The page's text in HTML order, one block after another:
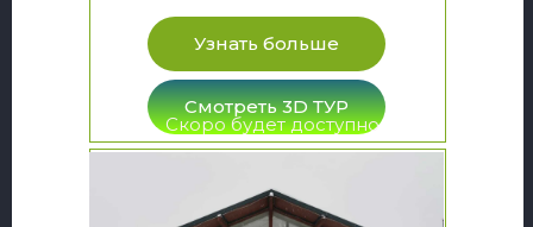
Узнать больше
Смотреть 3D ТУР
Скоро будет доступно